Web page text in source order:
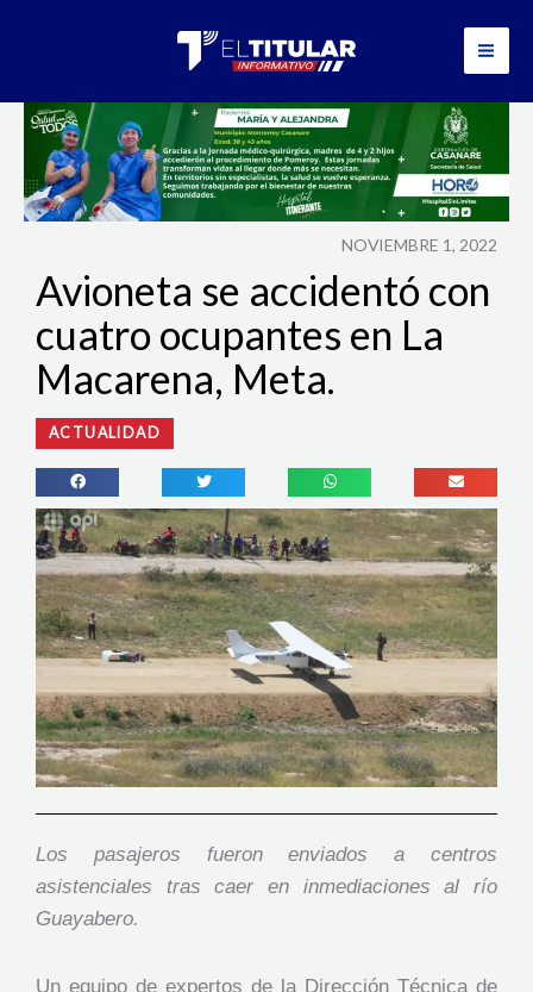
NOVIEMBRE 1, 2022
Avioneta se accidentó con
cuatro ocupantes en La
Macarena, Meta.
ACTUALIDAD
Los pasajeros fueron enviados a centros
asistenciales tras caer en inmediaciones al río
Guayabero.
Un equipo de expertos de la Dirección Técnica de